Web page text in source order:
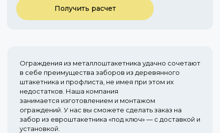
Получить расчет
Ограждения из металлоштакетника удачно сочетают
в себе преимущества заборов из деревянного
штакетника и профлиста, не имея при этом их
недостатков. Наша компания
занимается изготовлением и монтажом
ограждений. У нас вы сможете сделать заказ на
забор из евроштакетника «под ключ» — с доставкой и
установкой.